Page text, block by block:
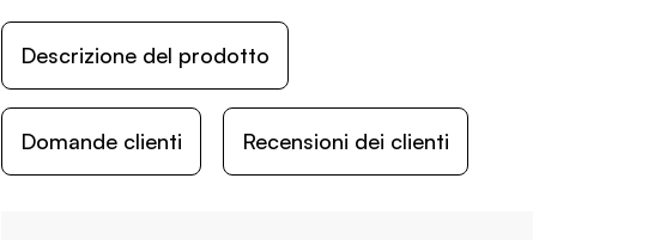
Descrizione del prodotto
Domande clienti Recensioni dei clienti